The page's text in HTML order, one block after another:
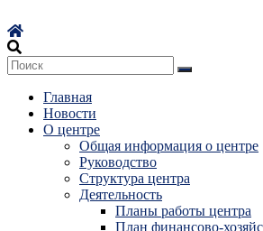
к
содержимому
Главная
Новости
О центре
Общая информация о центре
Руководство
Структура центра
Деятельность
Планы работы центра
План финансово-